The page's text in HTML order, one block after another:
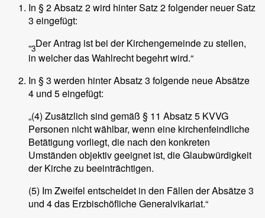
In § 2 Absatz 2 wird hinter Satz 2 folgender neuer Satz
3 eingefügt:
„3Der Antrag ist bei der Kirchengemeinde zu stellen,
in welcher das Wahlrecht begehrt wird.“
In § 3 werden hinter Absatz 3 folgende neue Absätze
4 und 5 eingefügt:
„(4) Zusätzlich sind gemäß § 11 Absatz 5 KVVG
Personen nicht wählbar, wenn eine kirchenfeindliche
Betätigung vorliegt, die nach den konkreten
Umständen objektiv geeignet ist, die Glaubwürdigkeit
der Kirche zu beeinträchtigen.
(5) Im Zweifel entscheidet in den Fällen der Absätze 3
und 4 das Erzbischöfliche Generalvikariat.“